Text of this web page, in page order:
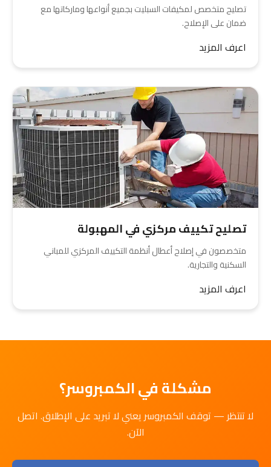
تصليح متخصص لمكيفات السبليت بجميع أنواعها وماركاتها مع
ضمان على الإصلاح.
اعرف المزيد
تصليح تكييف مركزي في المهبولة
متخصصون في إصلاح أعطال أنظمة التكييف المركزي للمباني
السكنية والتجارية.
اعرف المزيد
مشكلة في الكمبروسر؟
لا تنتظر — توقف الكمبروسر يعني لا تبريد على الإطلاق. اتصل
الآن.